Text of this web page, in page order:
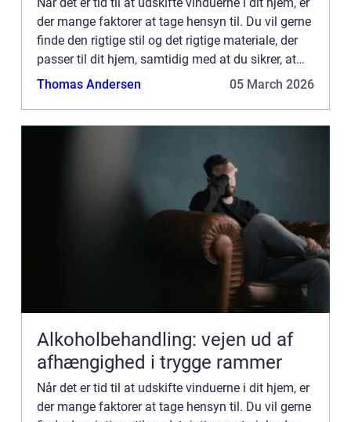
der mange faktorer at tage hensyn til. Du vil gerne
finde den rigtige stil og det rigtige materiale, der
passer til dit hjem, samtidig med at du sikrer, at
dine nye vinduer er energieffektive og...
Thomas Andersen 05 March 2026
Alkoholbehandling: vejen ud af
afhængighed i trygge rammer
Når det er tid til at udskifte vinduerne i dit hjem, er
der mange faktorer at tage hensyn til. Du vil gerne